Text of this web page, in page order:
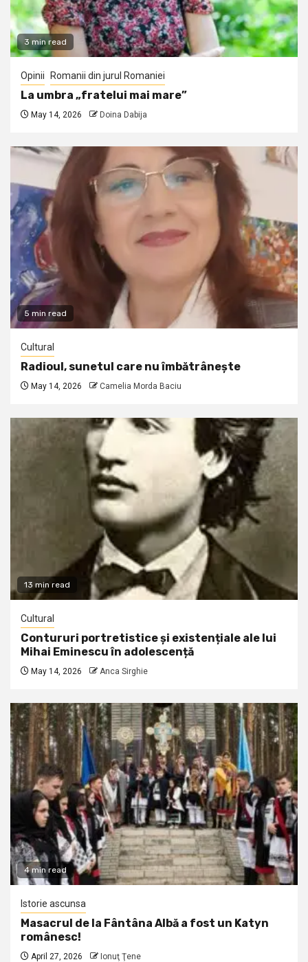
3 min read
Opinii Romanii din jurul Romaniei
La umbra „fratelui mai mare”
May 14, 2026 Doina Dabija
5 min read
Cultural
Radioul, sunetul care nu îmbătrânește
May 14, 2026 Camelia Morda Baciu
13 min read
Cultural
Contururi portretistice și existențiale ale lui
Mihai Eminescu în adolescență
May 14, 2026 Anca Sirghie
4 min read
Istorie ascunsa
Masacrul de la Fântâna Albă a fost un Katyn
românesc!
April 27, 2026 Ionuţ Ţene